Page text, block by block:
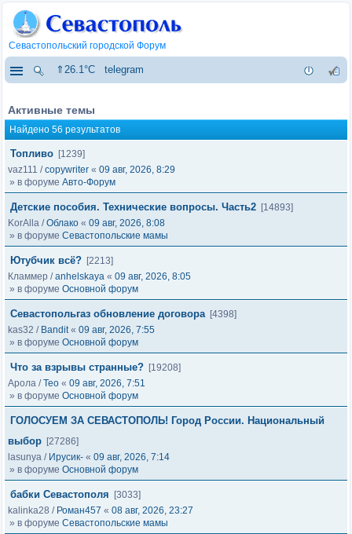
Севастопольский городской Форум
⇑26.1°C telegram
Активные темы
Найдено 56 результатов
Топливо [1239]
vaz111 /copywriter « 09 авг, 2026, 8:29
» в форуме Авто-Форум
Детские пособия. Технические вопросы. Часть2 [14893]
KorAlla /Облако « 09 авг, 2026, 8:08
» в форуме Севастопольские мамы
Ютубчик всё? [2213]
Кламмер /anhelskaya « 09 авг, 2026, 8:05
» в форуме Основной форум
Севастопольгаз обновление договора [4398]
kas32 / Bandit« 09 авг, 2026, 7:55
» в форуме Основной форум
Что за взрывы странные? [19208]
Арола /Тео « 09 авг, 2026, 7:51
» в форуме Основной форум
ГОЛОСУЕМ ЗА СЕВАСТОПОЛЬ! Город России. Национальный
выбор [27286]
lasunya / Ирусик- « 09 авг, 2026, 7:14
» в форуме Основной форум
бабки Севастополя
[3033]
kalinka28 / Роман457 « 08 авг, 2026, 23:27
» в форуме Севастопольские мамы